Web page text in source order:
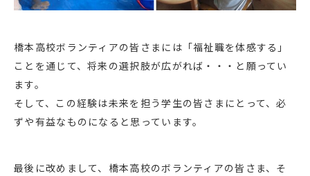
橋本高校ボランティアの皆さまには「福祉職を体感する」
ことを通じて、将来の選択肢が広がれば・・・と願ってい
ます。
そして、この経験は未来を担う学生の皆さまにとって、必
ずや有益なものになると思っています。
最後に改めまして、橋本高校のボランティアの皆さま、そ